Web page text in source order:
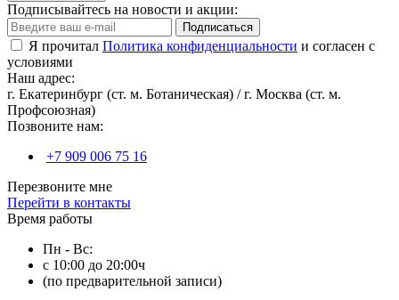
Подписывайтесь на новости и акции:
Подписаться
Я прочитал Политика конфиденциальности и согласен с
условиями
Наш адрес:
г. Екатеринбург (ст. м. Ботаническая) / г. Москва (ст. м.
Профсоюзная)
Позвоните нам:
+7 909 006 75 16
Перезвоните мне
Перейти в контакты
Время работы
Пн - Вс:
с 10:00 до 20:00ч
(по предварительной записи)